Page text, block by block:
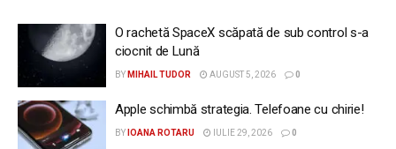
O rachetă SpaceX scăpată de sub control s-a
ciocnit de Lună
BY MIHAIL TUDOR AUGUST 5, 2026 0
Apple schimbă strategia. Telefoane cu chirie!
BY IOANA ROTARU IULIE 29, 2026 0